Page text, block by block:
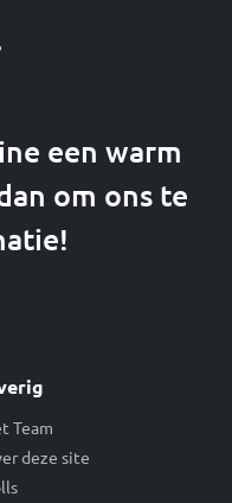
een warm
om ons te
Team
deze site